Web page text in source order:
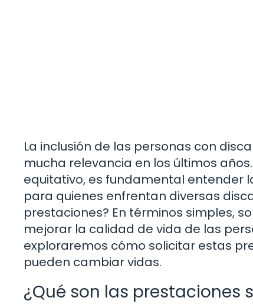
La inclusión de las personas con
mucha relevancia en los últimos
equitativo, es fundamental entender
para quienes enfrentan diversas
prestaciones? En términos simples,
mejorar la calidad de vida de las
exploraremos cómo solicitar estas
pueden cambiar vidas.
¿Qué son las prestaciones